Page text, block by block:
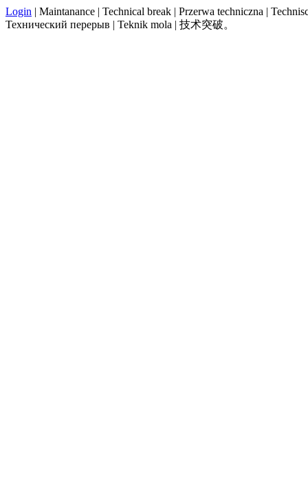
Login | Maintanance | Technical break | Przerwa techniczna |
Технический перерыв | Teknik mola | 技术突破。